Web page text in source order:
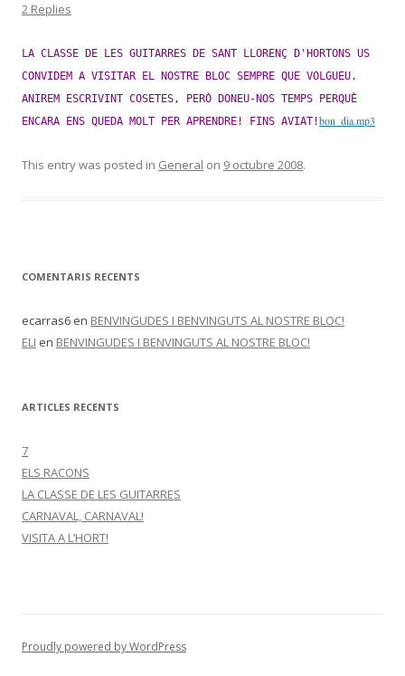
2 Replies
LA CLASSE DE LES GUITARRES DE SANT LLORENÇ D'HORTONS US
CONVIDEM A VISITAR EL NOSTRE BLOC SEMPRE QUE VOLGUEU.
ANIREM ESCRIVINT COSETES, PERÒ DONEU-NOS TEMPS PERQUÈ
ENCARA ENS QUEDA MOLT PER APRENDRE! FINS AVIAT!bon_dia.mp3
This entry was posted in General on 9 octubre 2008.
COMENTARIS RECENTS
ecarras6 en BENVINGUDES I BENVINGUTS AL NOSTRE BLOC!
ELI en BENVINGUDES I BENVINGUTS AL NOSTRE BLOC!
ARTICLES RECENTS
7
ELS RACONS
LA CLASSE DE LES GUITARRES
CARNAVAL, CARNAVAL!
VISITA A L’HORT!
Proudly powered by WordPress